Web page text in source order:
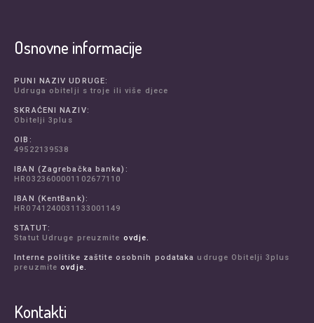
Osnovne informacije
PUNI NAZIV UDRUGE:
Udruga obitelji s troje ili više djece
SKRAĆENI NAZIV:
Obitelji 3plus
OIB:
49522139538
IBAN (Zagrebačka banka):
HR0323600001102677110
IBAN (KentBank):
HR0741240031133001149
STATUT:
Statut Udruge preuzmite ovdje.
Interne politike zaštite osobnih podataka udruge Obitelji 3plus
preuzmiteovdje.
Kontakti